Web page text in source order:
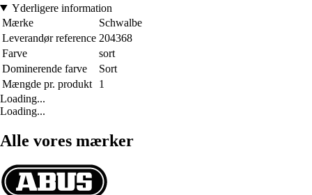
Yderligere information
Mærke
Schwalbe
Leverandør reference 204368
Farve
sort
Dominerende farve
Sort
Mængde pr. produkt
1
Loading...
Loading...
Alle vores mærker